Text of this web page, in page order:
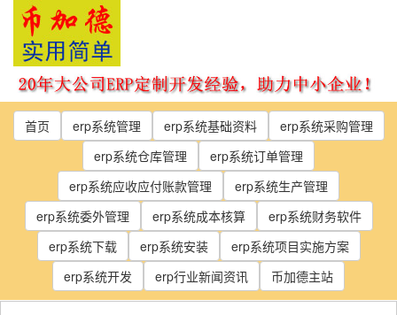
Skip
content
首页 erp系统管理 erp系统基础资料
erp系统采购管理
erp系统仓库管理
erp系统订单管理
erp系统应收应付账款管理
erp系统生产管理
erp系统委外管理
erp系统成本核算
erp系统财务软件
erp系统下载
erp系统安装
erp系统项目实施方案
erp系统开发
erp行业新闻资讯 币加德主站